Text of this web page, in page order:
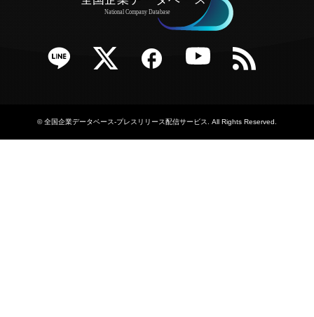
Twitter Facebook YouTube RSS
©全国企業データベース-プレスリリース配信サービス . All Rights Reserved.